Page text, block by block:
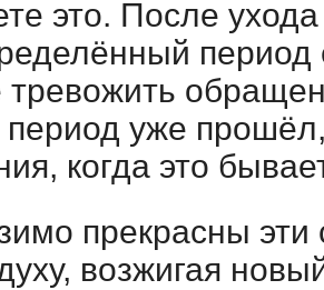
это. После
период
период уже
когда это
прекрасны эти
возжигая